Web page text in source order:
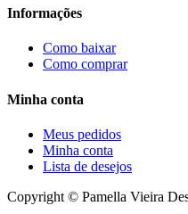
Informações
Como baixar
Como comprar
Minha conta
Meus pedidos
Minha conta
Lista de desejos
Copyright © Pamella Vieira